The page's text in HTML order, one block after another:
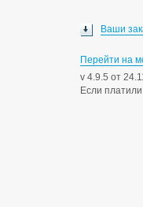
Ваши
Перейти на
v 4.9.5 от
Если